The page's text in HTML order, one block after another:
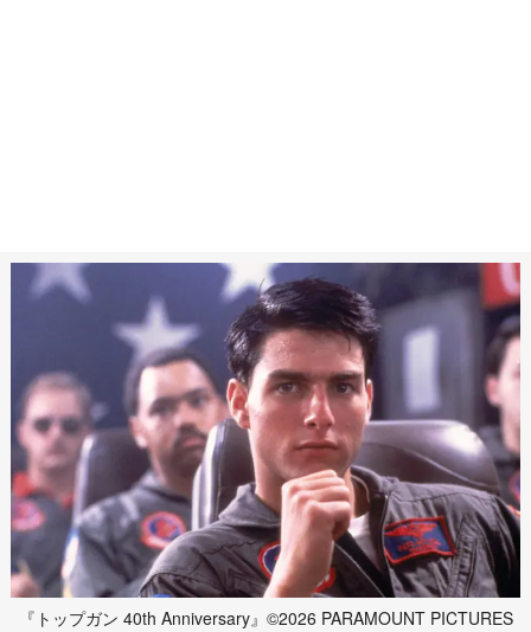
『トップガン 40th Anniversary』©2026 PARAMOUNT PICTURES